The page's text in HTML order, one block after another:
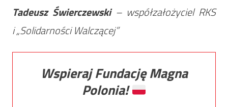
Tadeusz Świerczewski– współzałożyciel RKS
i „Solidarności Walczącej”
Wspieraj Fundację Magna
Polonia!